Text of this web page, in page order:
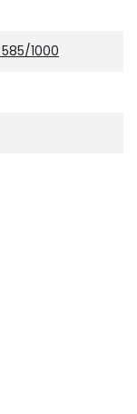
1000